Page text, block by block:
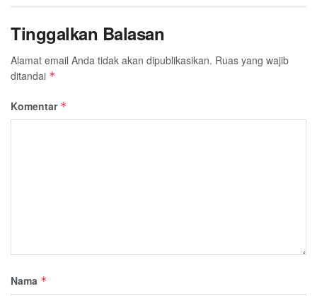
Tinggalkan Balasan
Alamat email Anda tidak akan dipublikasikan. Ruas yang wajib
ditandai *
Komentar *
Nama *